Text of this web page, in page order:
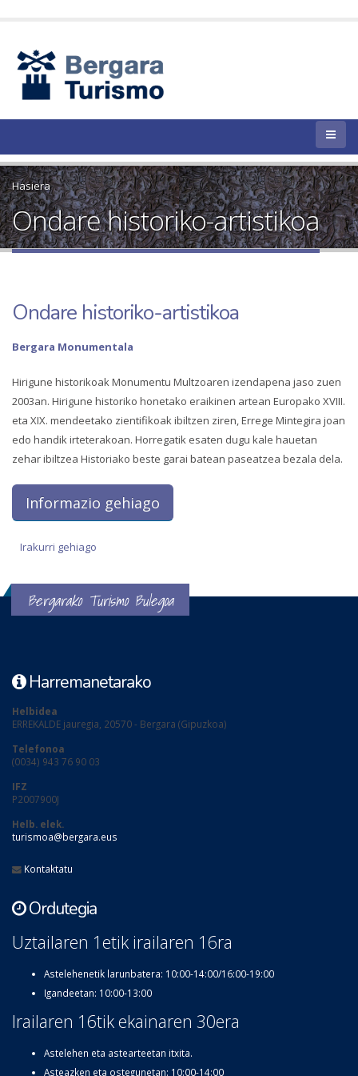
Hasiera
Ondare historiko-artistikoa
Ondare historiko-artistikoa
Bergara Monumentala
Hirigune historikoak Monumentu Multzoaren izendapena jaso zuen
2003an. Hirigune historiko honetako eraikinen artean Europako XVIII.
eta XIX. mendeetako zientifikoak ibiltzen ziren, Errege Mintegira joan
edo handik irteterakoan. Horregatik esaten dugu kale hauetan
zehar ibiltzea Historiako beste garai batean paseatzea bezala dela.
Informazio gehiago
Irakurri gehiago
Bergarako Turismo Bulegoa
Harremanetarako
Helbidea
ERREKALDE jauregia, 20570 - Bergara (Gipuzkoa)
Telefonoa
(0034) 943 76 90 03
IFZ
P2007900J
Helb. elek.
turismoa@bergara.eus
Kontaktatu
Ordutegia
Uztailaren 1etik irailaren 16ra
Astelehenetik larunbatera: 10:00-14:00/16:00-19:00
Igandeetan: 10:00-13:00
Irailaren 16tik ekainaren 30era
Astelehen eta astearteetan itxita.
Asteazken eta ostegunetan: 10:00-14:00